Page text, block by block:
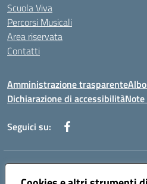
Scuola Viva
Percorsi Musicali
Area riservata
Contatti
Amministrazione trasparente
Dichiarazione di accessibilità
Seguici su:
Indirizzo:
Centralino:089868360 Email: